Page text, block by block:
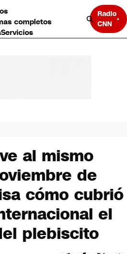
completos
Servicios
Radio
CNN
al mismo
de
cómo cubrió
el
plebiscito